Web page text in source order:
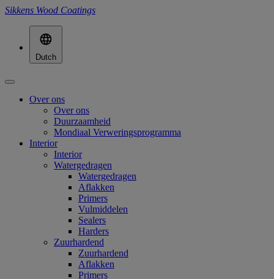
Sikkens Wood Coatings
Dutch
Over ons
Over ons
Duurzaamheid
Mondiaal Verweringsprogramma
Interior
Interior
Watergedragen
Watergedragen
Aflakken
Primers
Vulmiddelen
Sealers
Harders
Zuurhardend
Zuurhardend
Aflakken
Primers